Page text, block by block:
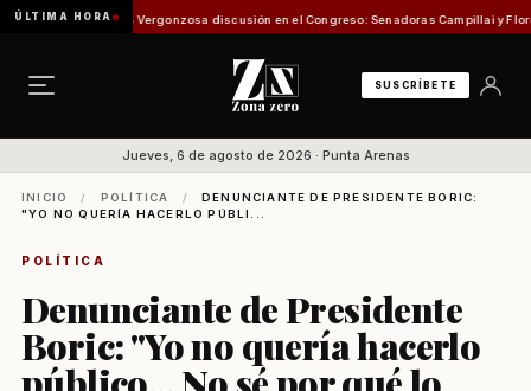
ÚLTIMA HORA
de Pesca Vergonzosa discusión en el Congreso: Senadoras Campillai y Flores se
SUSCRÍBETE
Jueves, 6 de agosto de 2026 · Punta Arenas
INICIO / POLÍTICA /
DENUNCIANTE DE PRESIDENTE BORIC:
"YO NO QUERÍA HACERLO PÚBLI...
POLÍTICA
Denunciante de Presidente
Boric: "Yo no quería hacerlo